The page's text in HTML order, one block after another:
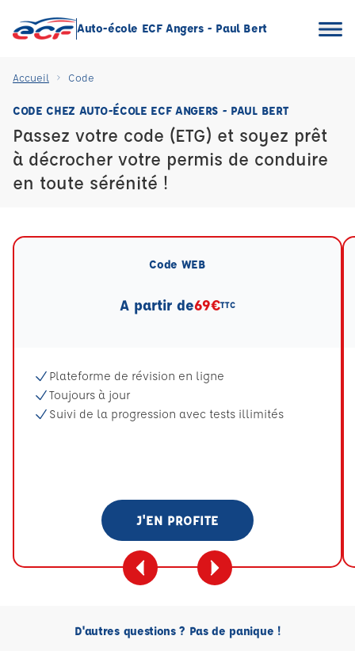
Auto-école ECF Angers - Paul Bert
Accueil Code
CODE CHEZ AUTO-ÉCOLE ECF ANGERS - PAUL BERT
Passez votre code (ETG) et soyez prêt
à décrocher votre permis de conduire
en toute sérénité !
Code WEB
A partir de69€TTC
Plateforme de révision en ligne
Toujours à jour
Suivi de la progression avec tests illimités
J'EN PROFITE
D'autres questions ? Pas de panique !